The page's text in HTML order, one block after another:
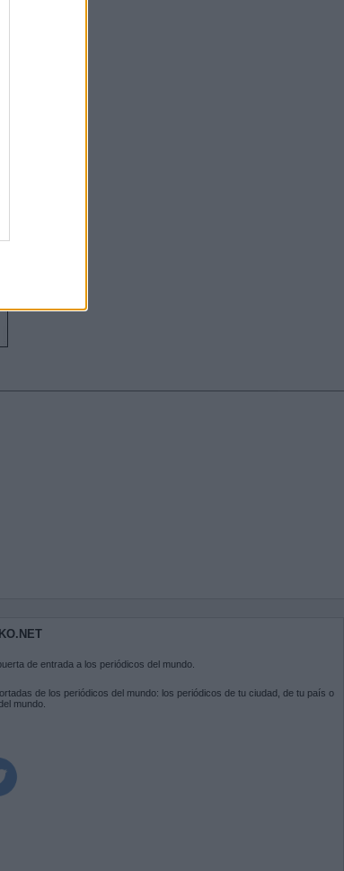
de entrada a los periódicos del mundo.
de los periódicos del mundo: los periódicos de tu ciudad, de tu país o
mundo.